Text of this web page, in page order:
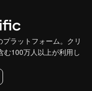
ラットフォーム。クリ
む100万人以上が利用し